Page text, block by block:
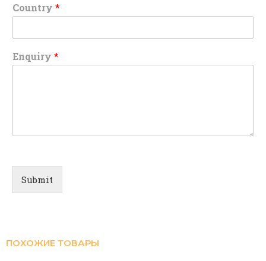
Country *
Enquiry *
Submit
ПОХОЖИЕ ТОВАРЫ